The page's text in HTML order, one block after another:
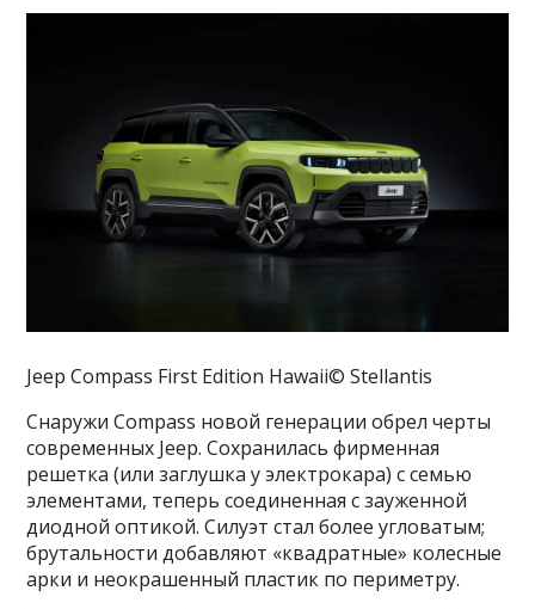
Jeep Compass First Edition Hawaii© Stellantis
Снаружи Compass новой генерации обрел черты
современных Jeep. Сохранилась фирменная
решетка (или заглушка у электрокара) с семью
элементами, теперь соединенная с зауженной
диодной оптикой. Силуэт стал более угловатым;
брутальности добавляют «квадратные» колесные
арки и неокрашенный пластик по периметру.